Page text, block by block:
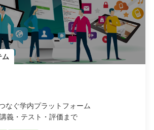
ム
なぐ学内プラットフォーム
義・テスト・評価まで